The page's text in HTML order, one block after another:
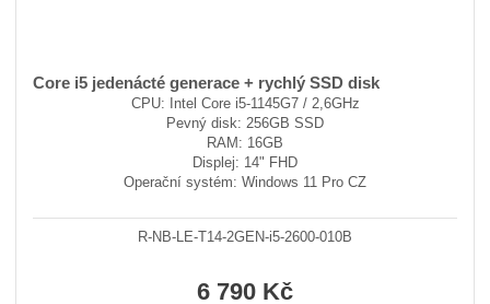
Core i5 jedenácté generace + rychlý SSD disk
CPU: Intel Core i5-1145G7 / 2,6GHz
Pevný disk: 256GB SSD
RAM: 16GB
Displej: 14" FHD
Operační systém: Windows 11 Pro CZ
R-NB-LE-T14-2GEN-i5-2600-010B
6 790 Kč